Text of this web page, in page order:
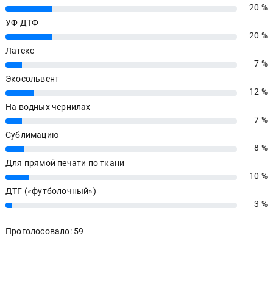
20%
20 %
УФ ДТФ
20%
20 %
Латекс
7%
7 %
Экосольвент
12%
12 %
На водных чернилах
7%
7 %
Сублимацию
8%
8 %
Для прямой печати по ткани
10%
10 %
ДТГ («футболочный»)
3% 3 %
Проголосовало: 59